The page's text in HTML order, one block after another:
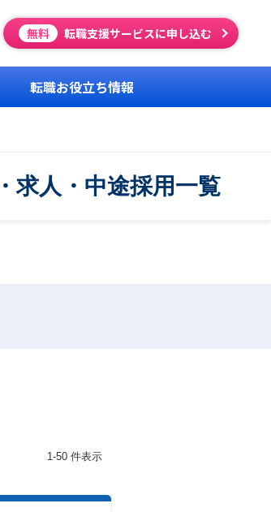
無料 転職支援サービスに申し込む
転職お役立ち情報
求人・中途採用一覧
1-50 件表示